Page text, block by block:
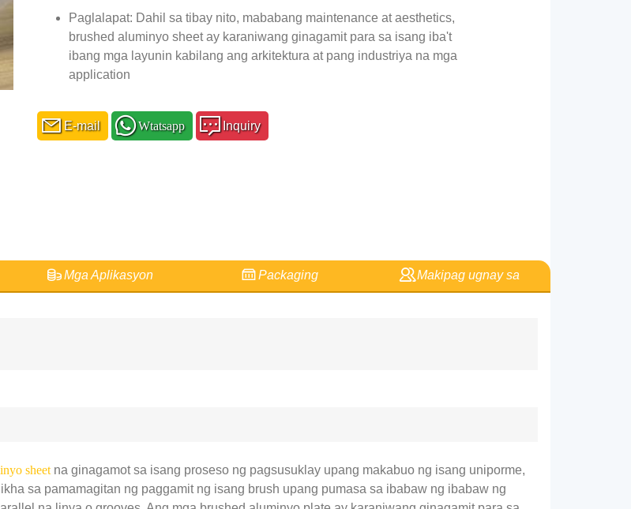
Paglalapat: Dahil sa tibay nito, mababang maintenance at aesthetics,
brushed aluminyo sheet ay karaniwang ginagamit para sa isang iba't
ibang mga layunin kabilang ang arkitektura at pang industriya na mga
application
E-mail Wtatsapp Inquiry
Mga Aplikasyon Packaging Makipag ugnay sa
sheet na ginagamot sa isang proseso ng pagsusuklay upang makabuo ng isang uniporme,
sa pamamagitan ng paggamit ng isang brush upang pumasa sa ibabaw ng ibabaw ng